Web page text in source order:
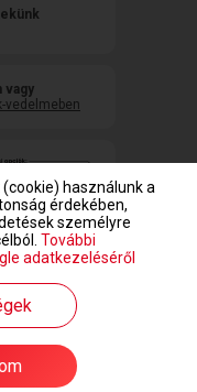
vagy
vedelmeben
Central Europe Zrt.
használunk a
érdekében,
személyre
További
adatkezeléséről